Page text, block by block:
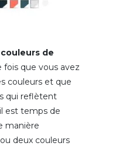
de
fois que vous avez
couleurs et que
qui reflètent
est temps de
manière
deux couleurs